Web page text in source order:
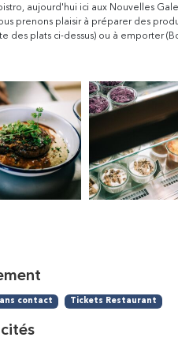
aujourd'hui ici aux Nouvelles
prenons plaisir à préparer des
des plats ci-dessus) ou à emporter
contact Tickets Restaurant